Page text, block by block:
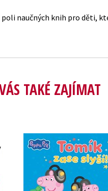
naučných knih pro děti,
TAKÉ ZAJÍMAT
Peppa Pig - Tomík
slyší!
Kolektiv